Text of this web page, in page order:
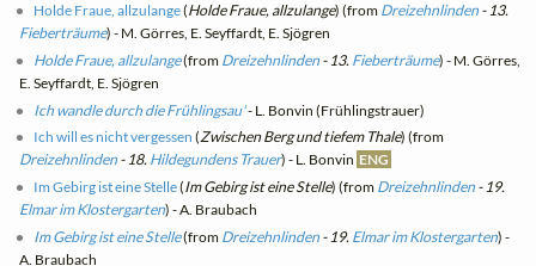
Holde Fraue, allzulange(Holde Fraue, allzulange) (from Dreizehnlinden - 13.
Fieberträume) - M. Görres, E. Seyffardt, E. Sjögren
Holde Fraue, allzulange(from Dreizehnlinden - 13. Fieberträume) - M. Görres,
E. Seyffardt, E. Sjögren
Ich wandle durch die Frühlingsau'- L. Bonvin (Frühlingstrauer)
Ich will es nicht vergessen (Zwischen Berg und tiefem Thale) (from
Dreizehnlinden - 18. Hildegundens Trauer) - L. Bonvin ENG
Im Gebirg ist eine Stelle(Im Gebirg ist eine Stelle) (from Dreizehnlinden - 19.
Elmar im Klostergarten) - A. Braubach
Im Gebirg ist eine Stelle(from Dreizehnlinden - 19. Elmar im Klostergarten) -
A. Braubach